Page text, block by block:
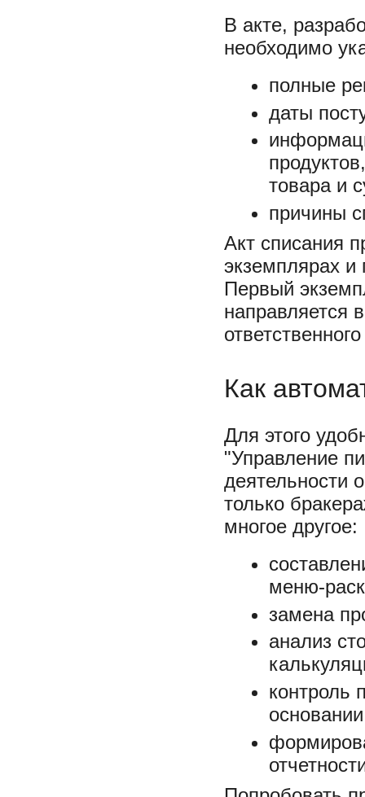
В акте,
необходимо
полные
даты
товара и
причины
Акт списания
экземплярах
Первый
направляется
Как
Для этого
"Управление
деятельности
только
многое другое:
меню-
замена
анализ
контроль